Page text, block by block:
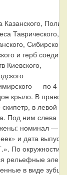
Казанского,
Таврического,
Сибирского,
и герб
Киевского,
— по 4
крыло. В
в левой —
Под ним слева
номинал —
и дата выпуска
По окружности
рельефные
в виде